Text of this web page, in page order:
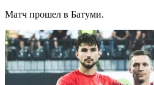
Матч прошел в Батуми.